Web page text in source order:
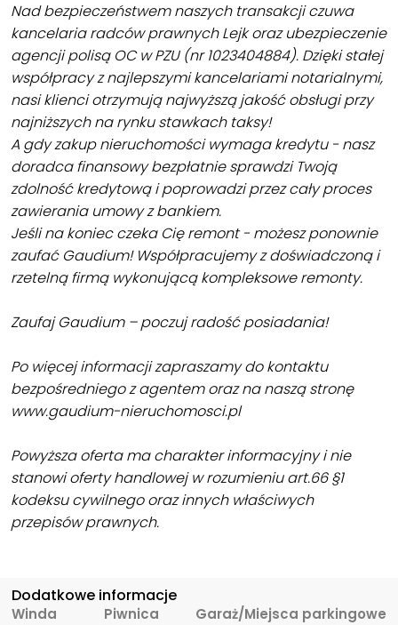
Nad bezpieczeństwem naszych transakcji czuwa
kancelaria radców prawnych Lejk oraz ubezpieczenie
agencji polisą OC w PZU (nr 1023404884). Dzięki stałej
współpracy z najlepszymi kancelariami notarialnymi,
nasi klienci otrzymują najwyższą jakość obsługi przy
najniższych na rynku stawkach taksy!
A gdy zakup nieruchomości wymaga kredytu - nasz
doradca finansowy bezpłatnie sprawdzi Twoją
zdolność kredytową i poprowadzi przez cały proces
zawierania umowy z bankiem.
Jeśli na koniec czeka Cię remont - możesz ponownie
zaufać Gaudium! Współpracujemy z doświadczoną i
rzetelną firmą wykonującą kompleksowe remonty.
Zaufaj Gaudium – poczuj radość posiadania!
Po więcej informacji zapraszamy do kontaktu
bezpośredniego z agentem oraz na naszą stronę
www.gaudium-nieruchomosci.pl
Powyższa oferta ma charakter informacyjny i nie
stanowi oferty handlowej w rozumieniu art.66 §1
kodeksu cywilnego oraz innych właściwych
przepisów prawnych.
Dodatkowe informacje
Winda
Piwnica
Garaż/Miejsca parkingowe